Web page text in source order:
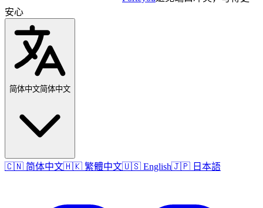
安心
简体中文简体中文
🇨🇳 简体中文🇭🇰 繁體中文🇺🇸 English🇯🇵 日本語